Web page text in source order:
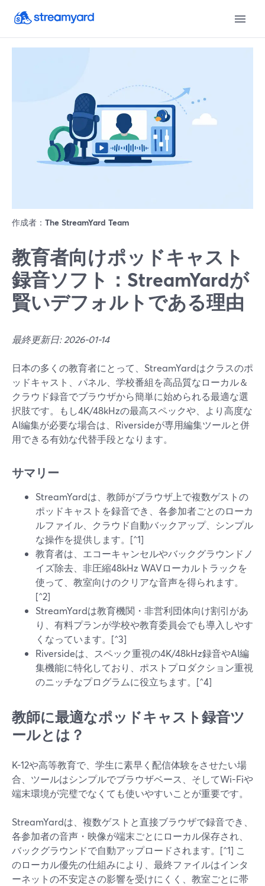
作成者： The StreamYard Team
教育者向けポッドキャスト
録音ソフト：StreamYardが
賢いデフォルトである理由
最終更新日: 2026-01-14
日本の多くの教育者にとって、StreamYardはクラスのポ
ッドキャスト、パネル、学校番組を高品質なローカル＆
クラウド録音でブラウザから簡単に始められる最適な選
択肢です。もし4K/48kHzの最高スペックや、より高度な
AI編集が必要な場合は、Riversideが専用編集ツールと併
用できる有効な代替手段となります。
サマリー
StreamYardは、教師がブラウザ上で複数ゲストの
ポッドキャストを録音でき、各参加者ごとのローカ
ルファイル、クラウド自動バックアップ、シンプル
な操作を提供します。[^1]
教育者は、エコーキャンセルやバックグラウンドノ
イズ除去、非圧縮48kHz WAVローカルトラックを
使って、教室向けのクリアな音声を得られます。
[^2]
StreamYardは教育機関・非営利団体向け割引があ
り、有料プランが学校や教育委員会でも導入しやす
くなっています。[^3]
Riversideは、スペック重視の4K/48kHz録音やAI編
集機能に特化しており、ポストプロダクション重視
のニッチなプログラムに役立ちます。[^4]
教師に最適なポッドキャスト録音ツ
ールとは？
K-12や高等教育で、学生に素早く配信体験をさせたい場
合、ツールはシンプルでブラウザベース、そしてWi-Fiや
端末環境が完璧でなくても使いやすいことが重要です。
StreamYardは、複数ゲストと直接ブラウザで録音でき、
各参加者の音声・映像が端末ごとにローカル保存され、
バックグラウンドで自動アップロードされます。[^1] こ
のローカル優先の仕組みにより、最終ファイルはインタ
ーネットの不安定さの影響を受けにくく、教室ごとに帯